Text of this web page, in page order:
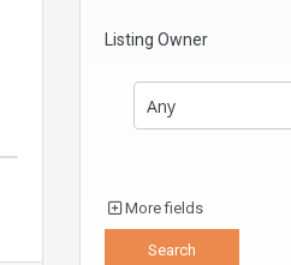
Listing Owner
More fields